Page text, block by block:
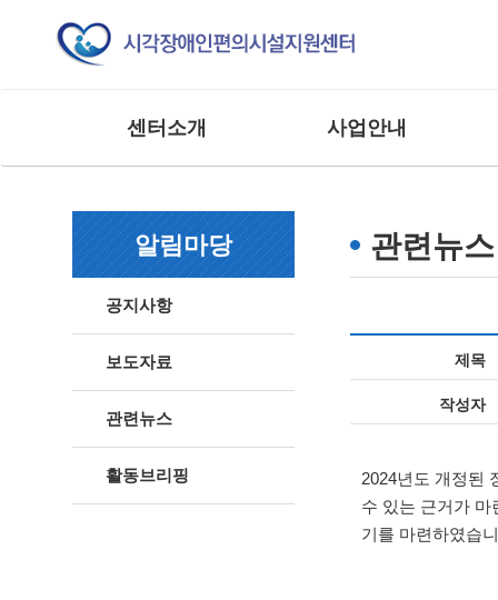
센터소개
조직도
연혁
사업 및 행사
사업안내
모니터링 사업
연구 및 제도개선사업
기타 외부 용역 사업
알림마당
공지사항
보도자료
관련뉴스
활동브리핑
관련뉴스
제목
작성자
2024년도 개정된
수 있는 근거가 마
기를 마련하였습